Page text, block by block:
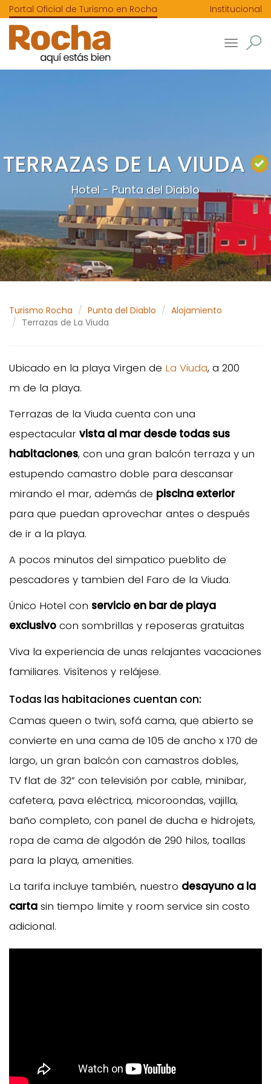
Portal Oficial de Turismo en Rocha Institucional
Toggle
TERRAZAS DE LA VIUDA
Hotel - Punta del Diablo
Turismo Rocha Punta del Diablo
Alojamiento
Terrazas de La Viuda
Ubicado en la playa Virgen de La Viuda, a 200
m de la playa.
Terrazas de la Viuda cuenta con una
espectacular vista al mar desde todas sus
habitaciones, con una gran balcón terraza y un
estupendo camastro doble para descansar
mirando el mar, además de piscina exterior
para que puedan aprovechar antes o después
de ir a la playa.
A pocos minutos del simpatico pueblito de
pescadores y tambien del Faro de la Viuda.
Único Hotel con servicio en bar de playa
exclusivo con sombrillas y reposeras gratuitas
Viva la experiencia de unas relajantes vacaciones
familiares. Visítenos y relájese.
Todas las habitaciones cuentan con:
Camas queen o twin, sofá cama, que abierto se
convierte en una cama de 105 de ancho x 170 de
largo, un gran balcón con camastros dobles,
TV flat de 32” con televisión por cable, minibar,
cafetera, pava eléctrica, micoroondas, vajilla,
baño completo, con panel de ducha e hidrojets,
ropa de cama de algodón de 290 hilos, toallas
para la playa, amenities.
La tarifa incluye también, nuestro desayuno a la
carta sin tiempo limite y room service sin costo
adicional.